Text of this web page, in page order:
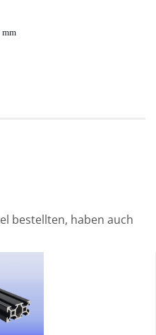
mm
bestellten, haben auch